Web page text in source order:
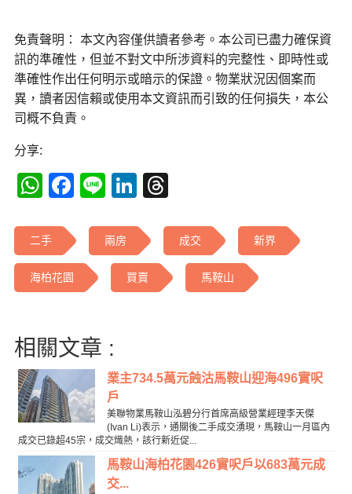
免責聲明： 本文內容僅供讀者參考。本公司已盡力確保資
訊的準確性，但並不對文中所涉資料的完整性、即時性或
準確性作出任何明示或暗示的保證。物業狀況因個案而
異，讀者因信賴或使用本文資訊而引致的任何損失，本公
司概不負責。
分享:
WhatsApp
Facebook
LineLinkedIn
二手 兩房 成交 新界
海柏花園 買賣 馬鞍山
相關文章 :
業主734.5萬元蝕沽馬鞍山迎海496實呎
戶
美聯物業馬鞍山泓碧分行首席高級營業經理李天傑
(Ivan Li)表示，通關後二手成交湧現，馬鞍山一月區內
成交已錄超45宗，成交熾熱，該行新近促...
馬鞍山海柏花園426實呎戶以683萬元成
交...